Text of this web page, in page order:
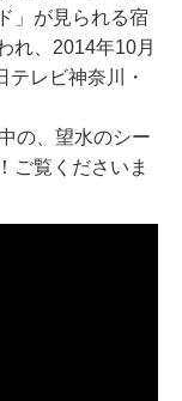
」が見られる宿
れ、2014年10月
レビ神奈川・
の、望水のシー
ご覧くださいま